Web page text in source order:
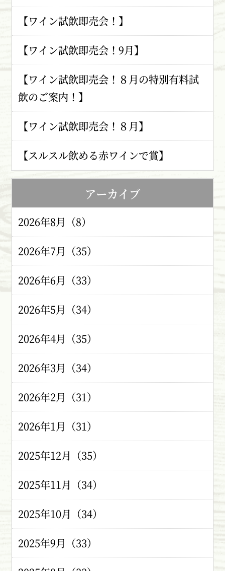
【ワイン試飲即売会！】
【ワイン試飲即売会！9月】
【ワイン試飲即売会！８月の特別有料試
飲のご案内！】
【ワイン試飲即売会！８月】
【スルスル飲める赤ワインで賞】
アーカイブ
2026年8月（8）
2026年7月（35）
2026年6月（33）
2026年5月（34）
2026年4月（35）
2026年3月（34）
2026年2月（31）
2026年1月（31）
2025年12月（35）
2025年11月（34）
2025年10月（34）
2025年9月（33）